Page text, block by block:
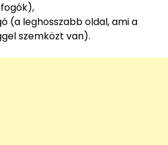
(a leghosszabb oldal, ami a
szemközt van).